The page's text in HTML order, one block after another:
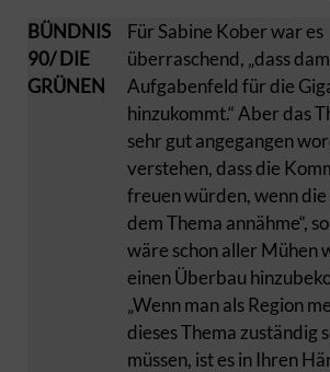
BÜNDNIS
90/ DIE
GRÜNEN
Für Sabine Kober war es
überraschend, „dass
Aufgabenfeld für die
hinzukommt.“ Aber das
sehr gut angegangen
verstehen, dass die
freuen würden, wenn die
dem Thema annähme“,
wäre schon aller Mühen
einen Überbau
„Wenn man als Region
dieses Thema zuständig
müssen, ist es in Ihren